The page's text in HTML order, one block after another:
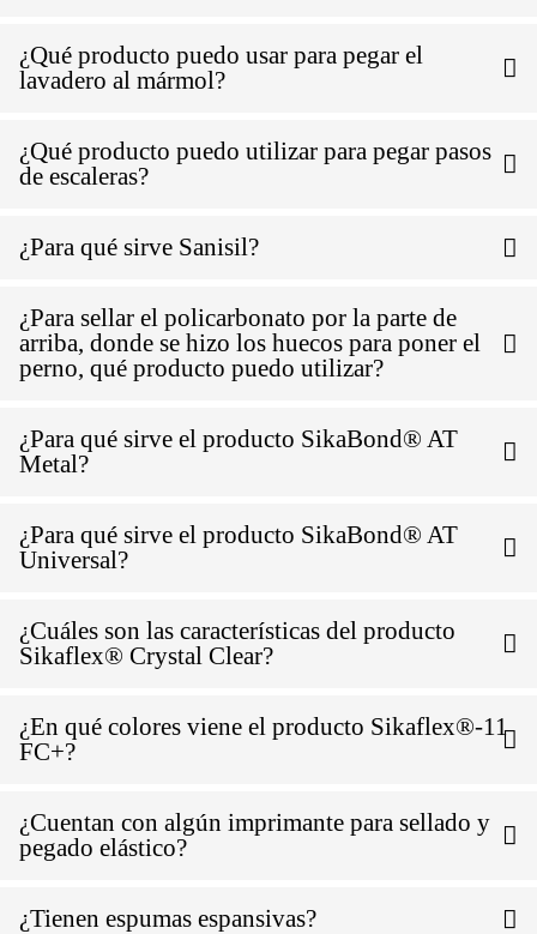
¿Qué producto puedo usar para pegar el
lavadero al mármol?
¿Qué producto puedo utilizar para pegar pasos
de escaleras?
¿Para qué sirve Sanisil?
¿Para sellar el policarbonato por la parte de
arriba, donde se hizo los huecos para poner el
perno, qué producto puedo utilizar?
¿Para qué sirve el producto SikaBond® AT
Metal?
¿Para qué sirve el producto SikaBond® AT
Universal?
¿Cuáles son las características del producto
Sikaflex® Crystal Clear?
¿En qué colores viene el producto Sikaflex®-11
FC+?
¿Cuentan con algún imprimante para sellado y
pegado elástico?
¿Tienen espumas espansivas?